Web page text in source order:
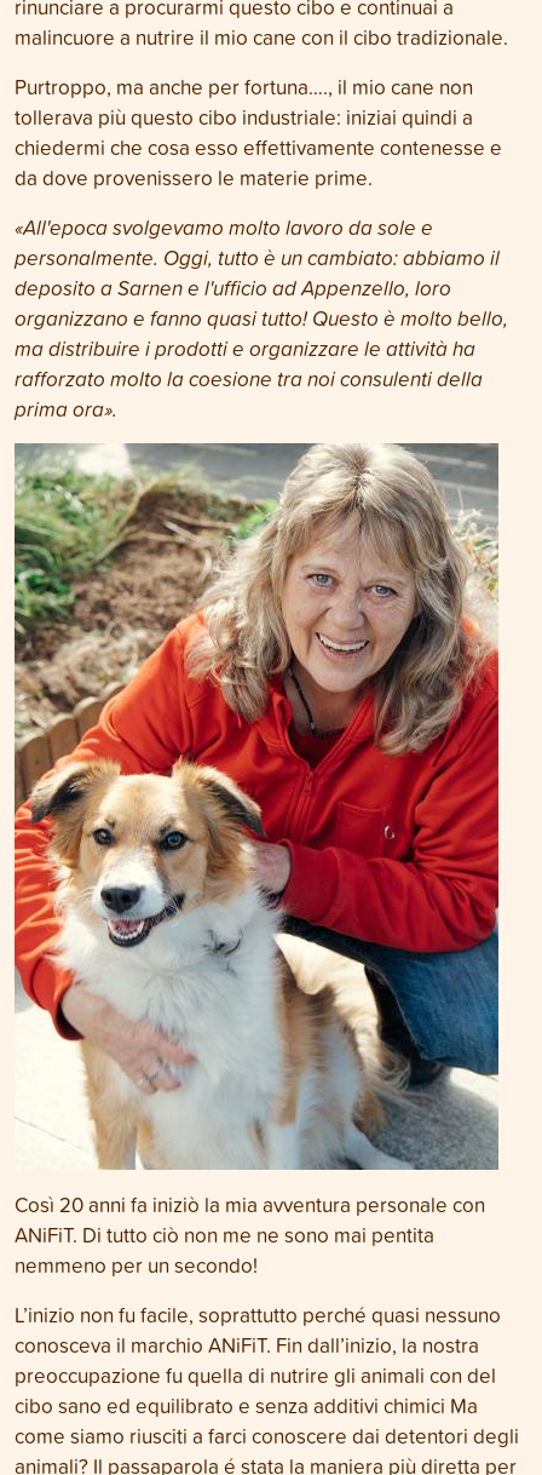
rinunciare a procurarmi questo cibo e continuai a
malincuore a nutrire il mio cane con il cibo tradizionale.
Purtroppo, ma anche per fortuna…., il mio cane non
tollerava più questo cibo industriale: iniziai quindi a
chiedermi che cosa esso effettivamente contenesse e
da dove provenissero le materie prime.
«All'epoca svolgevamo molto lavoro da sole e
personalmente. Oggi, tutto è un cambiato: abbiamo il
deposito a Sarnen e l'ufficio ad Appenzello, loro
organizzano e fanno quasi tutto! Questo è molto bello,
ma distribuire i prodotti e organizzare le attività ha
rafforzato molto la coesione tra noi consulenti della
prima ora».
Così 20 anni fa iniziò la mia avventura personale con
ANiFiT. Di tutto ciò non me ne sono mai pentita
nemmeno per un secondo!
L’inizio non fu facile, soprattutto perché quasi nessuno
conosceva il marchio ANiFiT. Fin dall’inizio, la nostra
preoccupazione fu quella di nutrire gli animali con del
cibo sano ed equilibrato e senza additivi chimici Ma
come siamo riusciti a farci conoscere dai detentori degli
animali? Il passaparola é stata la maniera più diretta per